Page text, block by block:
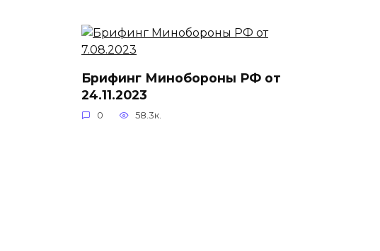
Брифинг Минобороны РФ от
24.11.2023
0 58.3к.